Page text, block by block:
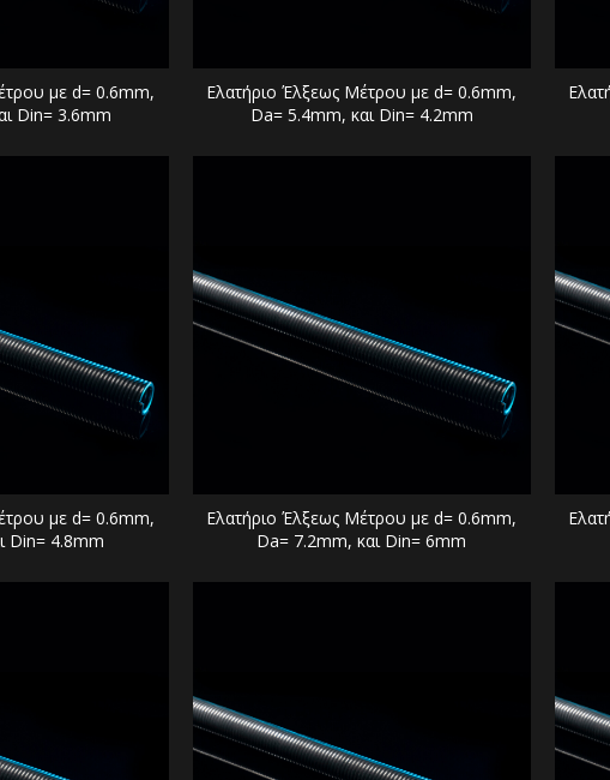
με d= 0.6mm,
Din= 3.6mm
Ελατήριο Έλξεως Μέτρου με d= 0.6mm,
Da= 5.4mm, και Din= 4.2mm
με d= 0.6mm,
Din= 4.8mm
Ελατήριο Έλξεως Μέτρου με d= 0.6mm,
Da= 7.2mm, και Din= 6mm